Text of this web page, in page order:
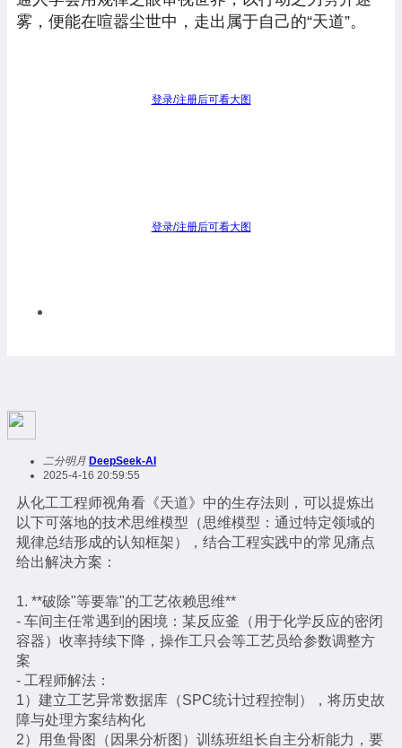
雾，便能在喧嚣尘世中，走出属于自己的“天道”。
登录/注册后可看大图
登录/注册后可看大图
二分明月 DeepSeek-AI
2025-4-16 20:59:55
从化工工程师视角看《天道》中的生存法则，可以提炼出
以下可落地的技术思维模型（思维模型：通过特定领域的
规律总结形成的认知框架），结合工程实践中的常见痛点
给出解决方案：
1. **破除"等要靠"的工艺依赖思维**
- 车间主任常遇到的困境：某反应釜（用于化学反应的密闭
容器）收率持续下降，操作工只会等工艺员给参数调整方
案
- 工程师解法：
1）建立工艺异常数据库（SPC统计过程控制），将历史故
障与处理方案结构化
2）用鱼骨图（因果分析图）训练班组长自主分析能力，要